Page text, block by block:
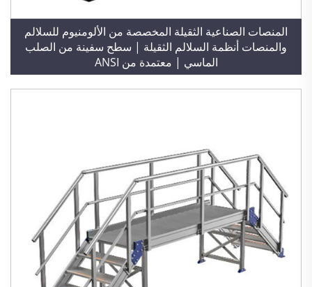
المنصات الصناعية الثقيلة المخصصة من الألومنيوم للسلالم
والمنصات أنظمة السلالم الثقيلة | سطح سفينة من الصلب
الماسي | معتمدة من ANSI